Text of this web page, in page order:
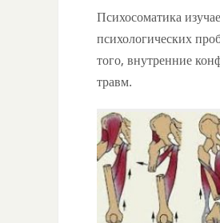
Психосоматика
психологических
того, внутренние
травм.